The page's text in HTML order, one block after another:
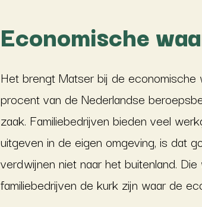
Economische
Het brengt Matser bij de
procent van de Nederlandse
zaak. Familiebedrijven bieden veel
uitgeven in de eigen omgeving, is dat
verdwijnen niet naar het buitenland.
familiebedrijven de kurk zijn waar de